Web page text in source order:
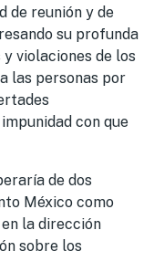
de reunión y de
su profunda
violaciones de los
las personas por
con que
de dos
México como
la dirección
sobre los